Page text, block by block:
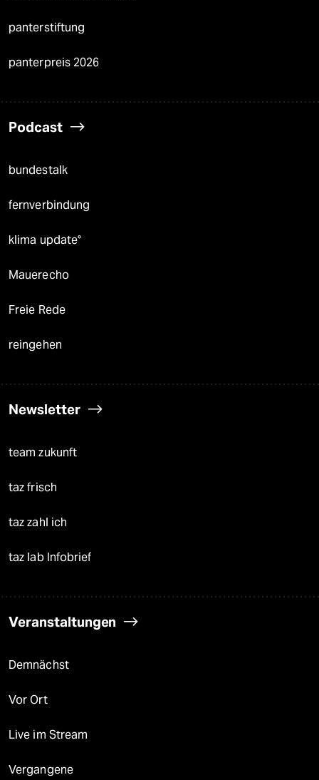
panterstiftung
panterpreis 2026
Podcast
bundestalk
fernverbindung
klima update°
Mauerecho
Freie Rede
reingehen
Newsletter
team zukunft
taz frisch
taz zahl ich
taz lab Infobrief
Veranstaltungen
Demnächst
Vor Ort
Live im Stream
Vergangene